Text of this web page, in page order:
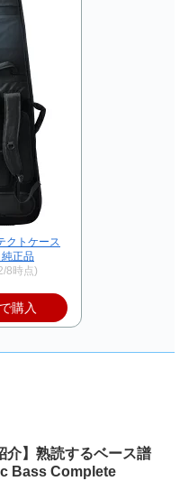
クトケース
正品
8時点)
購入
介】熟読するベース譜
Bass Complete